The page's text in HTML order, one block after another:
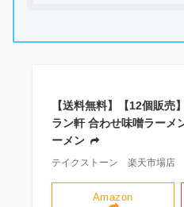
【送料無料】【12個販売
ラン軒 合わせ味噌ラー
ーメン
テイクストーン 楽天市場店
Amazon